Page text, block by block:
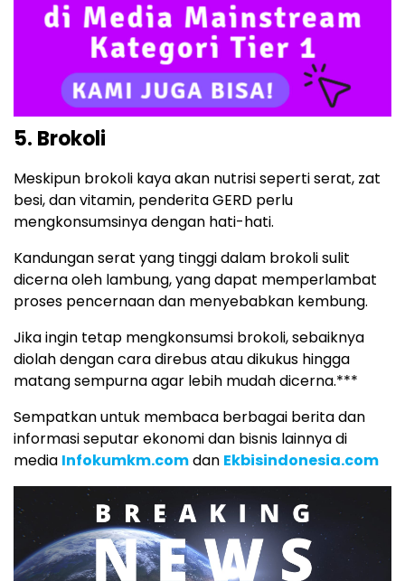
5. Brokoli
Meskipun brokoli kaya akan nutrisi seperti serat, zat
besi, dan vitamin, penderita GERD perlu
mengkonsumsinya dengan hati-hati.
Kandungan serat yang tinggi dalam brokoli sulit
dicerna oleh lambung, yang dapat memperlambat
proses pencernaan dan menyebabkan kembung.
Jika ingin tetap mengkonsumsi brokoli, sebaiknya
diolah dengan cara direbus atau dikukus hingga
matang sempurna agar lebih mudah dicerna.***
Sempatkan untuk membaca berbagai berita dan
informasi seputar ekonomi dan bisnis lainnya di
media Infokumkm.comdan Ekbisindonesia.com